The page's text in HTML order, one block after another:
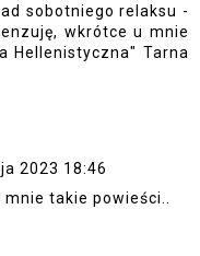
sobotniego relaksu -
wkrótce u mnie
Hellenistyczna" Tarna
2023 18:46
takie powieści..